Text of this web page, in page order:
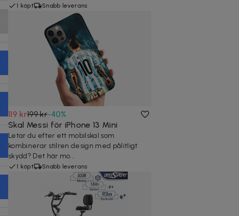
1 köpt Snabb leverans
119 kr199 kr-40%
Skal Messi för iPhone 13 Mini
Letar du efter ett mobilskal som
kombinerar stilren design med pålitligt
skydd? Det här mo...
1 köpt Snabb leverans